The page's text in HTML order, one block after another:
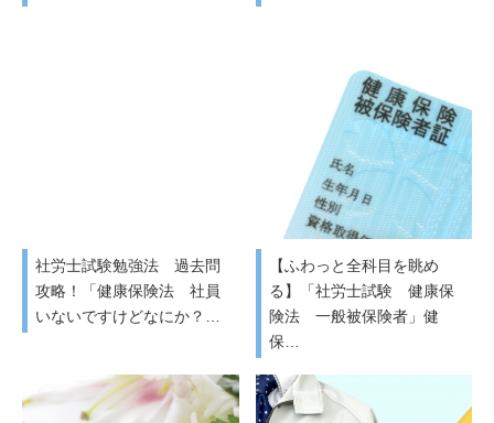
社労士試験勉強法 過去問
攻略！「健康保険法 社員
いないですけどなにか？…
【ふわっと全科目を眺め
る】「社労士試験 健康保
険法 一般被保険者」健
保…